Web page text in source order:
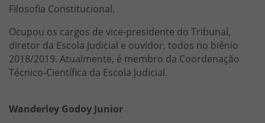
Filosofia Constitucional.
Ocupou os cargos de vice-presidente do Tribunal,
diretor da Escola Judicial e ouvidor, todos no biênio
2018/2019. Atualmente, é membro da Coordenação
Técnico-Científica da Escola Judicial.
Wanderley Godoy Junior